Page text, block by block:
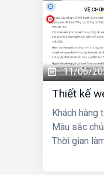
11/06/
Thiết kế
Khách hàng
Màu sắc
Thời gian